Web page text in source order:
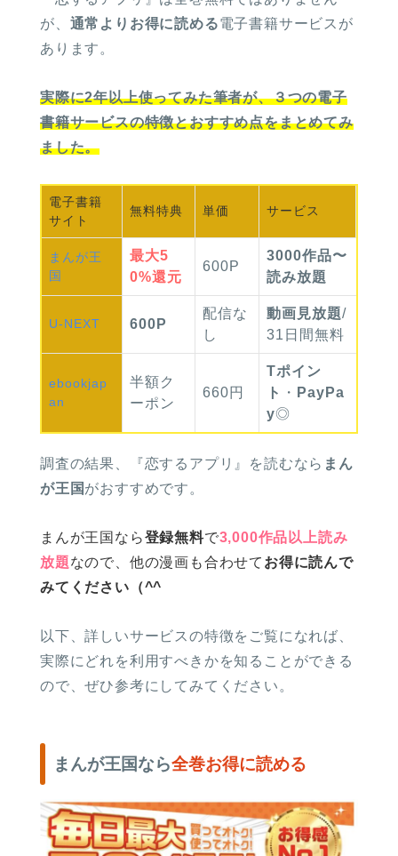
が、 通常よりお得に読める電子書籍サービスが
あります。
実際に2年以上使ってみた筆者が、３つの電子
書籍サービスの特徴とおすすめ点をまとめてみ
ました。
電子書籍
サイト
無料特典 単価 サービス
まんが王
国
最大5
0%還元
600P
3000作品〜
読み放題
U-NEXT 600P
配信な
し
動画見放題/
31日間無料
ebookjap
an
半額ク
ーポン
660円
Tポイン
ト
・ PayPa
y◎
調査の結果、 『恋するアプリ』を読むなら まん
が王国がおすすめです。
まんが王国なら登録無料で3,000作品以上読み
放題なので、他の漫画も合わせて お得に読んで
みてください（^^
以下、詳しいサービスの特徴をご覧になれば、
実際にどれを利用すべきかを知ることができる
ので、ぜひ参考にしてみてください。
まんが王国なら全巻お得に読める